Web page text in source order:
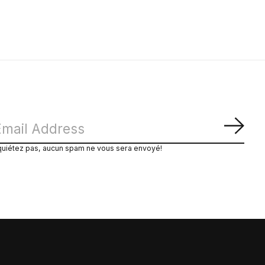
pas, aucun spam ne vous sera envoyé!